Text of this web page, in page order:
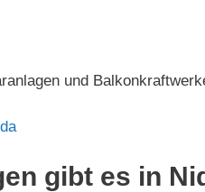
und
gibt es in